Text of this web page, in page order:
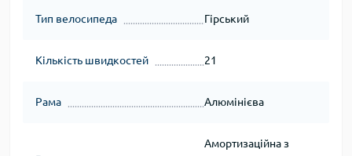
Тип велосипеда Гірський
Кількість швидкостей 21
Рама Алюмінієва
Амортизаційна з